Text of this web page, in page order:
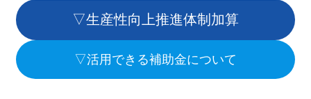
▽生産性向上推進体制加算
▽活用できる補助金について